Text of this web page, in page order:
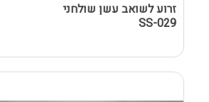
זרוע לשואב עשן שולחני
SS-029